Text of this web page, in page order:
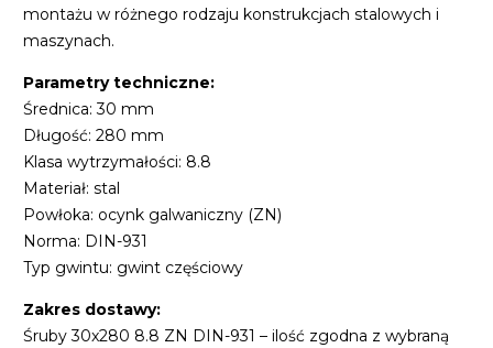
montażu w różnego rodzaju konstrukcjach stalowych i
maszynach.
Parametry techniczne:
Średnica: 30 mm
Długość: 280 mm
Klasa wytrzymałości: 8.8
Materiał: stal
Powłoka: ocynk galwaniczny (ZN)
Norma: DIN-931
Typ gwintu: gwint częściowy
Zakres dostawy:
Śruby 30x280 8.8 ZN DIN-931 – ilość zgodna z wybraną